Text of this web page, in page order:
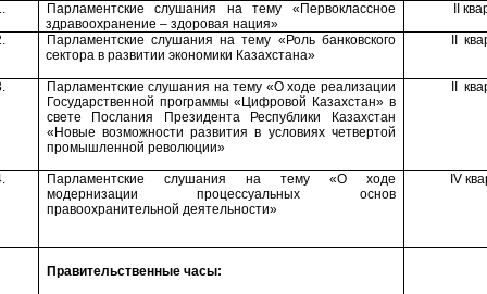
Парламентские слушания на тему «Первоклассное
здравоохранение – здоровая нация»
Парламентские слушания на тему «Роль банковского
сектора в развитии экономики Казахстана»
Парламентские слушания на тему «О ходе реализации
Государственной программы «Цифровой Казахстан» в
свете Послания Президента Республики Казахстан
«Новые возможности развития в условиях четвертой
промышленной революции»
Парламентские слушания на тему «О ходе
модернизации процессуальных основ
правоохранительной деятельности»
IV
Правительственные часы: